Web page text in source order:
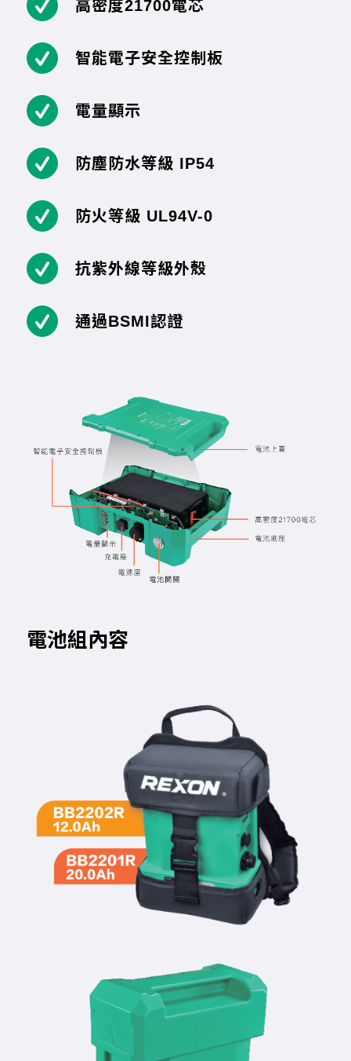
高密度21700電芯
智能電子安全控制板
電量顯示
防塵防水等級 IP54
防火等級 UL94V-0
抗紫外線等級外殼
通過BSMI認證
電池組內容